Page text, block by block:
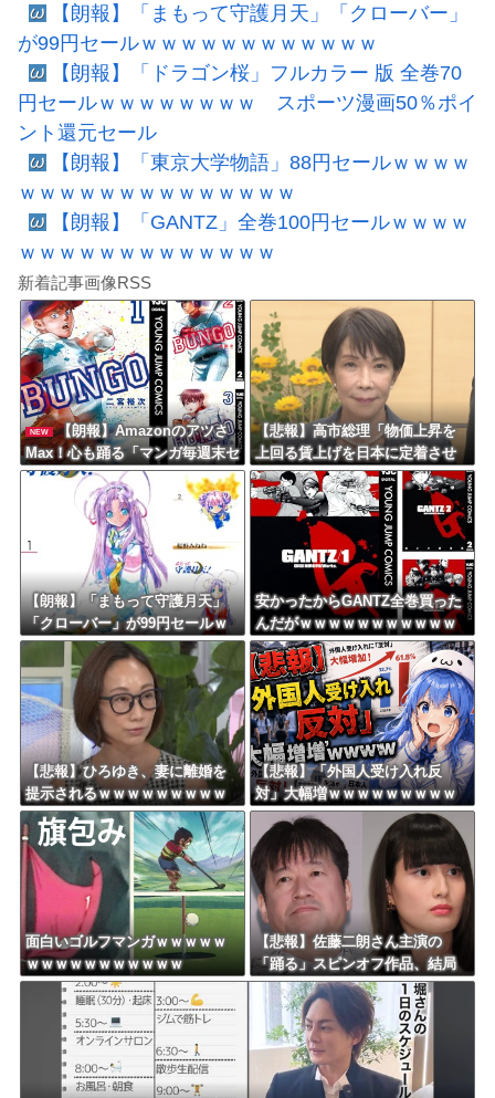
【朗報】「まもって守護月天」「クローバー」
が99円セールｗｗｗｗｗｗｗｗｗｗｗｗ
【朗報】「ドラゴン桜」フルカラー 版 全巻70
円セールｗｗｗｗｗｗｗｗ スポーツ漫画50％ポイ
ント還元セール
【朗報】「東京大学物語」88円セールｗｗｗｗ
ｗｗｗｗｗｗｗｗｗｗｗｗｗｗ
【朗報】「GANTZ」全巻100円セールｗｗｗｗ
ｗｗｗｗｗｗｗｗｗｗｗｗｗ
新着記事画像RSS
NEW
【朗報】Amazonのアツさ
Max！心も踊る「マンガ毎週末セ
ール（50%還元）」2日目襲来！
【悲報】高市総理「物価上昇を
上回る賃上げを日本に定着させ
る」 →国家公務員月給3.51％増
へ 地方公務員も追随する見通し
【朗報】「まもって守護月天」
「クローバー」が99円セールｗ
ｗｗｗｗｗｗｗｗｗｗｗ
安かったからGANTZ全巻買った
んだがｗｗｗｗｗｗｗｗｗｗｗ
ｗｗ
【悲報】ひろゆき、妻に離婚を
提示されるｗｗｗｗｗｗｗｗｗ
ｗｗｗｗｗｗｗ
【悲報】「外国人受け入れ反
対」大幅増ｗｗｗｗｗｗｗｗｗ
ｗｗｗｗｗｗｗｗｗ
面白いゴルフマンガｗｗｗｗｗ
ｗｗｗｗｗｗｗｗｗｗｗ
【悲報】佐藤二朗さん主演の
「踊る」スピンオフ作品、結局
撮影中止が決定ｗｗｗｗｗｗｗ
ｗｗ